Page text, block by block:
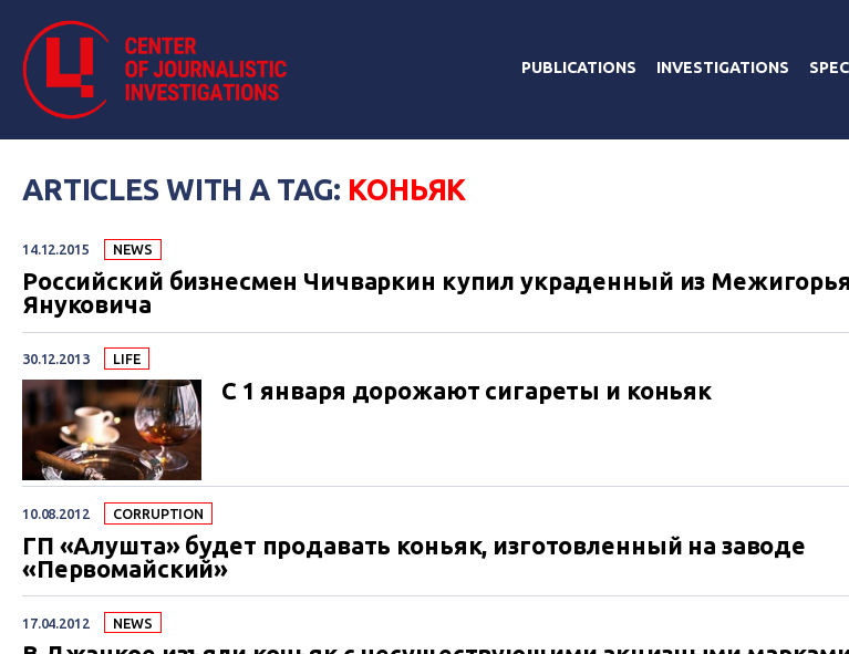
PUBLICATIONS INVESTIGATIONS
ARTICLES WITH A TAG: КОНЬЯК
14.12.2015 NEWS
Российский бизнесмен Чичваркин купил украденный из
Януковича
30.12.2013 LIFE
С 1 января дорожают сигареты и коньяк
10.08.2012 СORRUPTION
ГП «Алушта» будет продавать коньяк, изготовленный на заводе
«Первомайский»
17.04.2012 NEWS